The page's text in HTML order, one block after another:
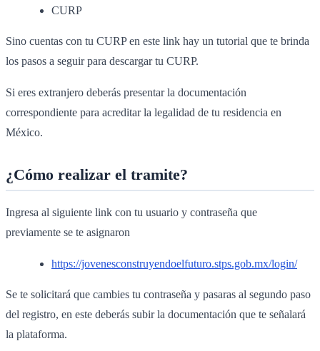
CURP
Sino cuentas con tu CURP en este link hay un tutorial que te brinda
los pasos a seguir para descargar tu CURP.
Si eres extranjero deberás presentar la documentación
correspondiente para acreditar la legalidad de tu residencia en
México.
¿Cómo realizar el tramite?
Ingresa al siguiente link con tu usuario y contraseña que
previamente se te asignaron
https://jovenesconstruyendoelfuturo.stps.gob.mx/login/
Se te solicitará que cambies tu contraseña y pasaras al segundo paso
del registro, en este deberás subir la documentación que te señalará
la plataforma.